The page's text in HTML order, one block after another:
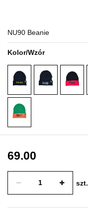
NU90 Beanie
Kolor/Wzór
69.00
szt.